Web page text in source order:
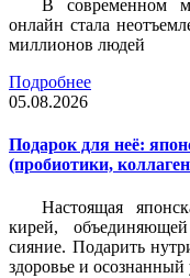
В современном
онлайн стала
миллионов людей
Подробнее
05.08.2026
Подарок для неё:
(пробиотики,
Настоящая
кирей,
сияние. Подарить
здоровье и осознанный